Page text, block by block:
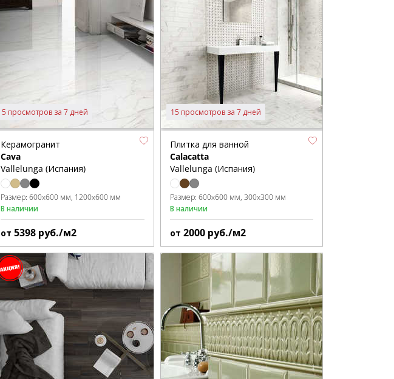
5 просмотров за 7 дней
Керамогранит
Cava
Vallelunga (Испания)
Размер:600x600 мм 1200x600 мм
В наличии
от5398 руб./м2
15 просмотров за 7 дней
Плитка для ванной
Calacatta
Vallelunga (Испания)
Размер: 600x600 мм 300x300 мм
В наличии
от 2000 руб./м2